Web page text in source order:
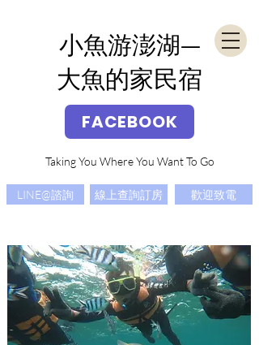
​小魚游澎湖—
大魚的家民宿
FACEBOOK
Taking You Where You Want To Go
LINE@諮詢 線上查詢訂房 歡迎致電